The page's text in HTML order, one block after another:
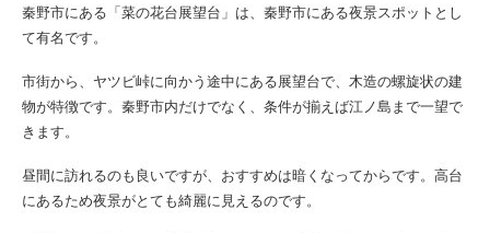
秦野市にある「菜の花台展望台」は、秦野市にある夜景スポットとし
て有名です。
市街から、ヤツビ峠に向かう途中にある展望台で、木造の螺旋状の建
物が特徴です。秦野市内だけでなく、条件が揃えば江ノ島まで一望で
きます。
昼間に訪れるのも良いですが、おすすめは暗くなってからです。高台
にあるため夜景がとても綺麗に見えるのです。